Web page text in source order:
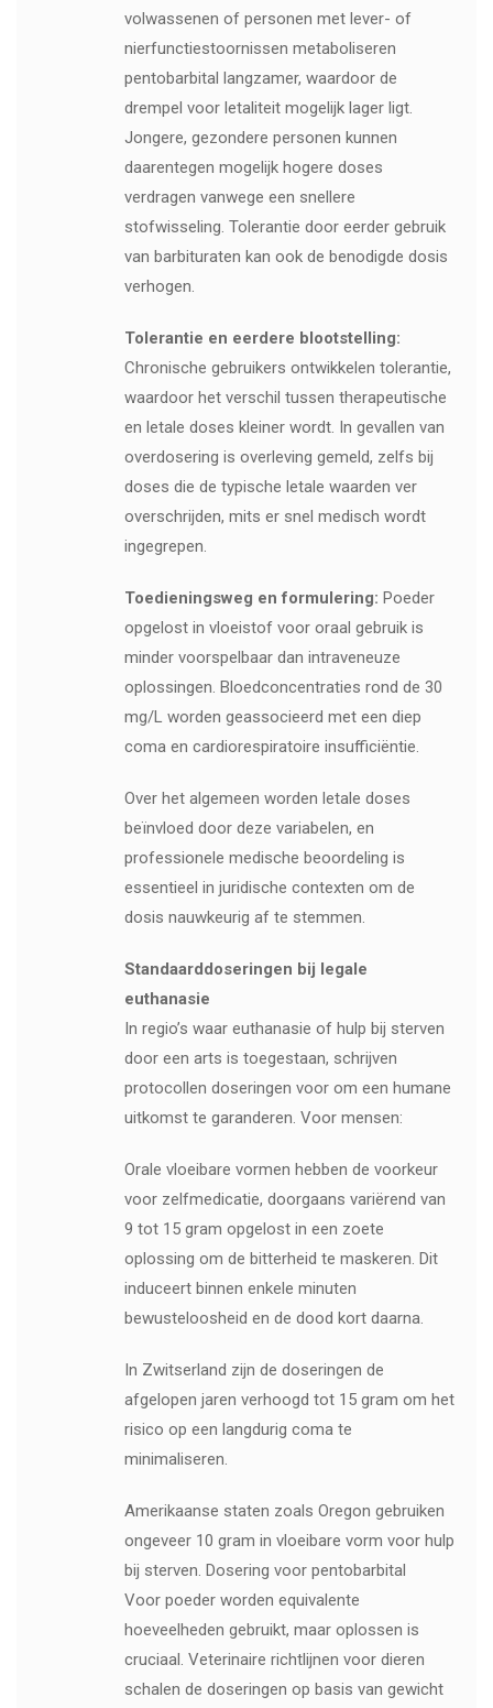
volwassenen of personen met lever- of
nierfunctiestoornissen metaboliseren
pentobarbital langzamer, waardoor de
drempel voor letaliteit mogelijk lager ligt.
Jongere, gezondere personen kunnen
daarentegen mogelijk hogere doses
verdragen vanwege een snellere
stofwisseling. Tolerantie door eerder gebruik
van barbituraten kan ook de benodigde dosis
verhogen.
Tolerantie en eerdere blootstelling:
Chronische gebruikers ontwikkelen tolerantie,
waardoor het verschil tussen therapeutische
en letale doses kleiner wordt. In gevallen van
overdosering is overleving gemeld, zelfs bij
doses die de typische letale waarden ver
overschrijden, mits er snel medisch wordt
ingegrepen.
Toedieningsweg en formulering: Poeder
opgelost in vloeistof voor oraal gebruik is
minder voorspelbaar dan intraveneuze
oplossingen. Bloedconcentraties rond de 30
mg/L worden geassocieerd met een diep
coma en cardiorespiratoire insufficiëntie.
Over het algemeen worden letale doses
beïnvloed door deze variabelen, en
professionele medische beoordeling is
essentieel in juridische contexten om de
dosis nauwkeurig af te stemmen.
Standaarddoseringen bij legale
euthanasie
In regio’s waar euthanasie of hulp bij sterven
door een arts is toegestaan, schrijven
protocollen doseringen voor om een ​​humane
uitkomst te garanderen. Voor mensen:
Orale vloeibare vormen hebben de voorkeur
voor zelfmedicatie, doorgaans variërend van
9 tot 15 gram opgelost in een zoete
oplossing om de bitterheid te maskeren. Dit
induceert binnen enkele minuten
bewusteloosheid en de dood kort daarna.
In Zwitserland zijn de doseringen de
afgelopen jaren verhoogd tot 15 gram om het
risico op een langdurig coma te
minimaliseren.
Amerikaanse staten zoals Oregon gebruiken
ongeveer 10 gram in vloeibare vorm voor hulp
bij sterven. Dosering voor pentobarbital
Voor poeder worden equivalente
hoeveelheden gebruikt, maar oplossen is
cruciaal. Veterinaire richtlijnen voor dieren
schalen de doseringen op basis van gewicht